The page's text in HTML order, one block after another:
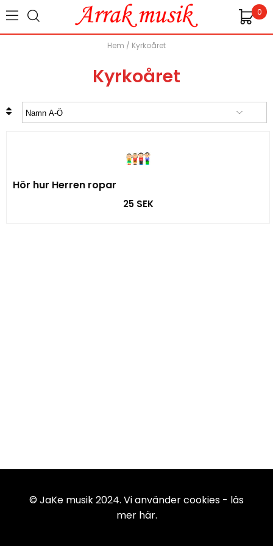
0
Hem / Kyrkoåret
Kyrkoåret
Hör hur Herren ropar
25 SEK
© JaKe musik 2024. Vi använder cookies - läs
mer här.